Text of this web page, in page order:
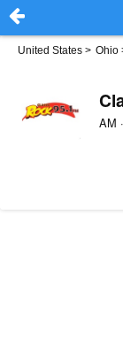
United States > Ohio
AM